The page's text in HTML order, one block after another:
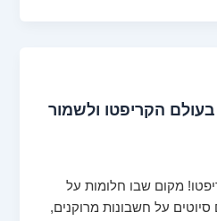
הקריפטו ולשמור
מקום שבו חלומות על
על חשבונות מרוקנים,